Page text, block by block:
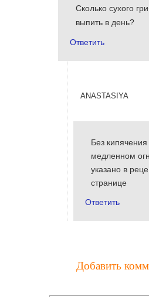
Сколько сухого
выпить в день?
Ответить
anastasiya
Без
медленном
указано в
странице
Ответить
Добавить